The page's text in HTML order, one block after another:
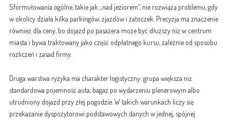
Sformułowania ogólne, takie jak „nad jeziorem”, nie rozwiążą problemu, gdy
w okolicy działa kilka parkingów, zjazdów i zatoczek. Precyzja ma znaczenie
również dla ceny, bo dojazd po pasażera może być dłuższy niż w centrum
miasta i bywa traktowany jako część odpłatnego kursu, zależnie od sposobu
rozliczeń i zasad firmy.
Druga warstwa ryzyka ma charakter logistyczny: grupa większa niż
standardowa pojemność auta, bagaż po wydarzeniu plenerowym albo
utrudniony dojazd przy złej pogodzie. W takich warunkach liczy się
przekazanie dyspozytorowi podstawowych danych w jednej, spójnej